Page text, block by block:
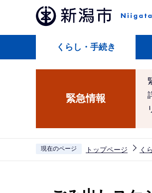
ペ
くらし・手続き
緊急情報
現在のページ トップページ く